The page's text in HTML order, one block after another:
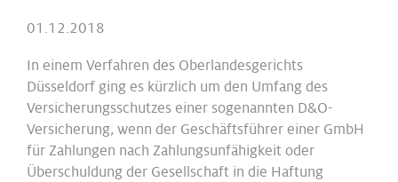
01.12.2018
In einem Verfahren des Oberlandesgerichts
Düsseldorf ging es kürzlich um den Umfang des
Versicherungsschutzes einer sogenannten D&O-
Versicherung, wenn der Geschäftsführer einer GmbH
für Zahlungen nach Zahlungsunfähigkeit oder
Überschuldung der Gesellschaft in die Haftung